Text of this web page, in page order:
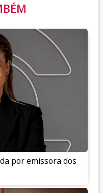
por emissora dos